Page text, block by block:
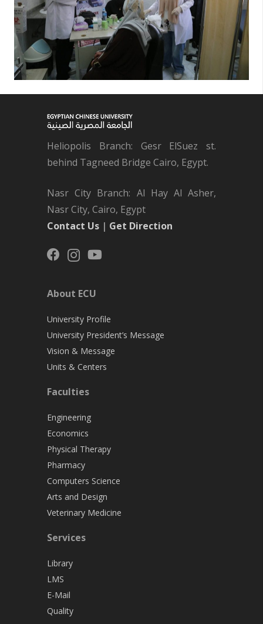
Heliopolis Branch: Gesr ElSuez st.
behind Tagneed Bridge Cairo, Egypt.
Nasr City Branch: Al Hay Al Asher,
Nasr City, Cairo, Egypt
Contact Us | Get Direction
About ECU
University Profile
University President’s Message
Vision & Message
Units & Centers
Faculties
Engineering
Economics
Physical Therapy
Pharmacy
Computers Science
Arts and Design
Veterinary Medicine
Services
Library
LMS
E-Mail
Quality